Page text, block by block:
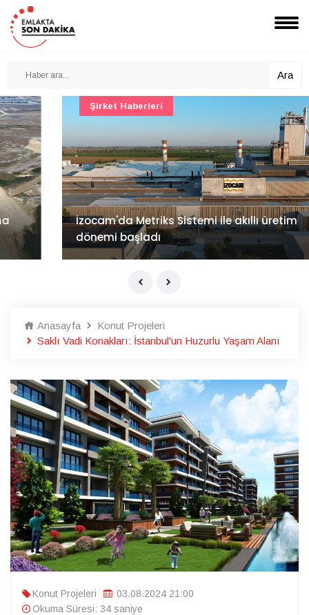
Ara
İzocam'da Metriks Sistemi ile akıllı üretim
dönemi başladı
Şirket Haberleri
Anasayfa
Konut Projeleri
Saklı Vadi Konakları: İstanbul'un Huzurlu Yaşam Alanı
Konut Projeleri
03.08.2024 21:00
Okuma Süresi: 34 saniye